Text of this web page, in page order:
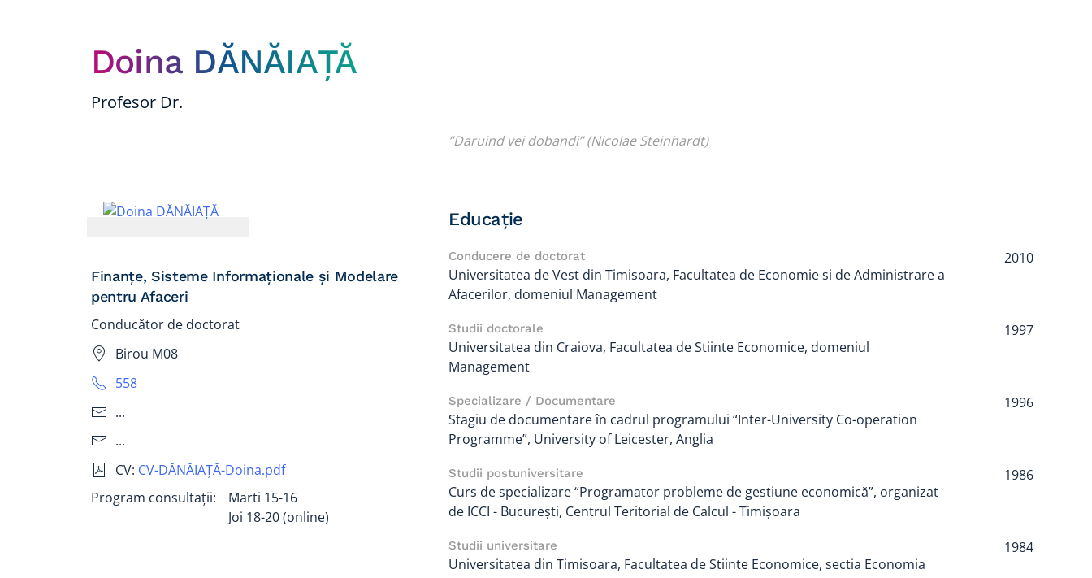
Doina DĂNĂIAŢĂ
Profesor Dr.
Finanțe, Sisteme Informaționale și Modelare
pentru Afaceri
Conducător de doctorat
Birou M08
558
...
...
CV: CV-DĂNĂIAŢĂ-Doina.pdf
Program consultații:
Marti 15-16
Joi 18-20 (online)
”Daruind vei dobandi” (Nicolae Steinhardt)
Educație
Conducere de doctorat
Universitatea de Vest din Timisoara, Facultatea de Economie si de Administrare a
Afacerilor, domeniul Management
2010
Studii doctorale
Universitatea din Craiova, Facultatea de Stiinte Economice, domeniul
Management
1997
Specializare / Documentare
Stagiu de documentare în cadrul programului “Inter-University Co-operation
Programme”, University of Leicester, Anglia
1996
Studii postuniversitare
Curs de specializare “Programator probleme de gestiune economică”, organizat
de ICCI - Bucureşti, Centrul Teritorial de Calcul - Timişoara
1986
Studii universitare
Universitatea din Timisoara, Facultatea de Stiinte Economice, sectia Economia
1984